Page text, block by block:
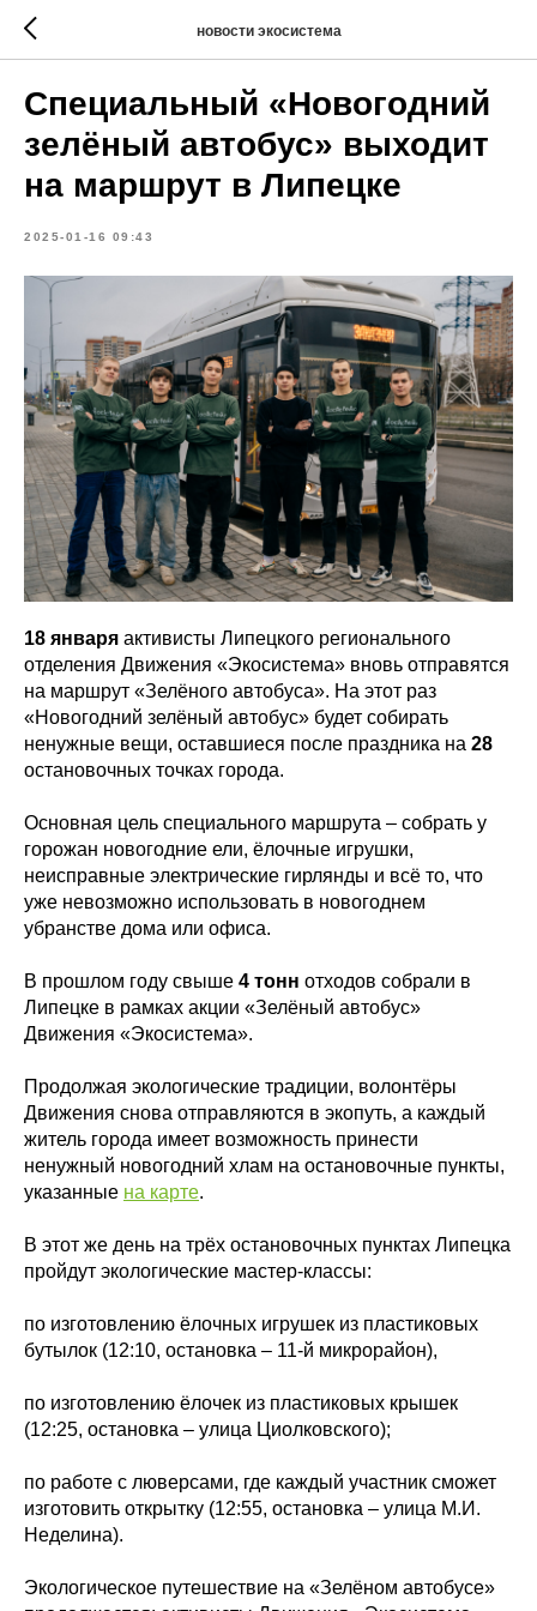
новости экосистема
Специальный «Новогодний
зелёный автобус» выходит
на маршрут в Липецке
2025-01-16 09:43
18 января активисты Липецкого регионального
отделения Движения «Экосистема» вновь отправятся
на маршрут «Зелёного автобуса». На этот раз
«Новогодний зелёный автобус» будет собирать
ненужные вещи, оставшиеся после праздника на 28
остановочных точках города.
Основная цель специального маршрута – собрать у
горожан новогодние ели, ёлочные игрушки,
неисправные электрические гирлянды и всё то, что
уже невозможно использовать в новогоднем
убранстве дома или офиса.
В прошлом году свыше 4 тонн отходов собрали в
Липецке в рамках акции «Зелёный автобус»
Движения «Экосистема».
Продолжая экологические традиции, волонтёры
Движения снова отправляются в экопуть, а каждый
житель города имеет возможность принести
ненужный новогодний хлам на остановочные пункты,
указанные на карте.
В этот же день на трёх остановочных пунктах Липецка
пройдут экологические мастер-классы:
по изготовлению ёлочных игрушек из пластиковых
бутылок (12:10, остановка – 11-й микрорайон),
по изготовлению ёлочек из пластиковых крышек
(12:25, остановка – улица Циолковского);
по работе с люверсами, где каждый участник сможет
изготовить открытку (12:55, остановка – улица М.И.
Неделина).
Экологическое путешествие на «Зелёном автобусе»